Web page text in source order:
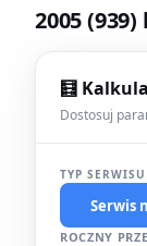
2005
🧮
Dostosuj
TYP SERWISU
Serwis
ROCZNY